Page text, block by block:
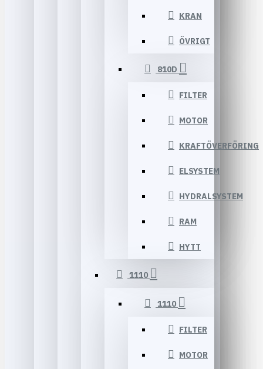
KRAN
ÖVRIGT
810D
FILTER
MOTOR
KRAFTÖVERFÖRING
ELSYSTEM
HYDRALSYSTEM
RAM
HYTT
1110
1110
FILTER
MOTOR